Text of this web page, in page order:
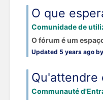
O que
Comunidade de
O fórum é um
Updated 5 years ago
Qu'attendre
Communauté